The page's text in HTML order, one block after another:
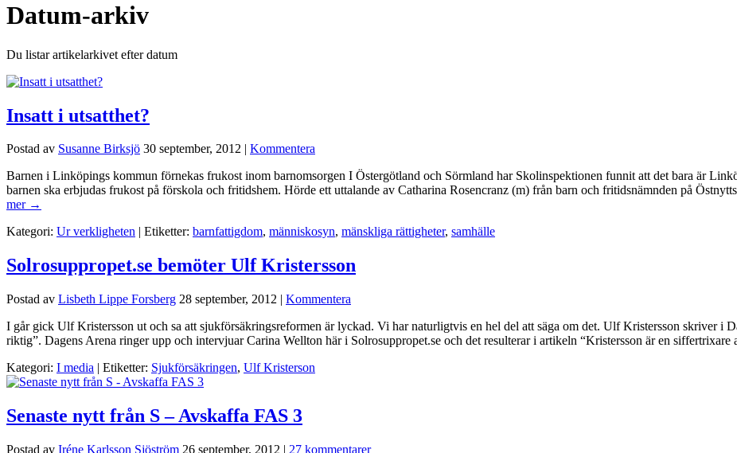
Datum-arkiv
Du listar artikelarkivet efter datum
Insatt i utsatthet?
Postad av Susanne Birksjö 30 september, 2012
Kommentera
Barnen i Linköpings kommun förnekas frukost inom barnomsorgen I Östergötland och Sörmland har Skolinspektionen funnit att det bara är
barnen ska erbjudas frukost på förskola och fritidshem. Hörde ett uttalande av Catharina Rosencranz (m) från barn och fritidsnämnden på
mer →
Kategori: Ur verkligheten | Etiketter: barnfattigdom, människosyn, mänskliga rättigheter, samhälle
Solrosuppropet.se bemöter Ulf Kristersson
Postad av Lisbeth Lippe Forsberg 28 september, 2012 | Kommentera
I går gick Ulf Kristersson ut och sa att sjukförsäkringsreformen är lyckad. Vi har naturligtvis en hel del att säga om det. Ulf Kristersson skriver i
riktig”. Dagens Arena ringer upp och intervjuar Carina Wellton här i Solrosuppropet.se och det resulterar i artikeln “Kristersson är en
Kategori: I media | Etiketter: Sjukförsäkringen, Ulf Kristerson
Senaste nytt från S – Avskaffa FAS 3
Postad av Iréne Karlsson Sjöström 26 september, 2012 | 27 kommentarer